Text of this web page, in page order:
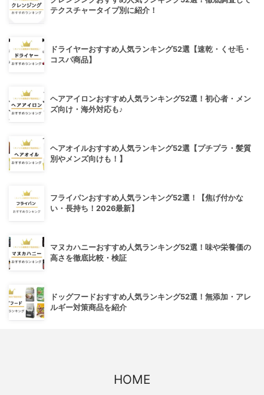
テクスチャータイプ別に紹介！
ドライヤーおすすめ人気ランキング52選【速乾・くせ毛・
コスパ商品】
ヘアアイロンおすすめ人気ランキング52選！初心者・メン
ズ向け・海外対応も♪
ヘアオイルおすすめ人気ランキング52選【プチプラ・髪質
別やメンズ向けも！】
フライパンおすすめ人気ランキング52選！【焦げ付かな
い・長持ち！2026最新】
マヌカハニーおすすめ人気ランキング52選！味や栄養価の
高さを徹底比較・検証
ドッグフードおすすめ人気ランキング52選！無添加・アレ
ルギー対策商品を紹介
HOME